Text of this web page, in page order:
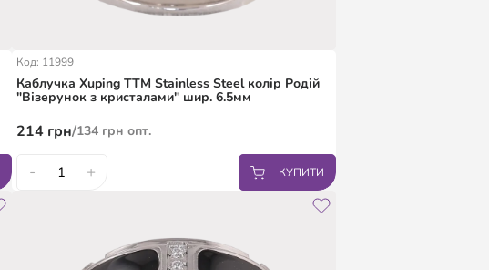
Код: 11999
Каблучка Xuping TTM Stainless Steel колір Родій
"Візерунок з кристалами" шир. 6.5мм
214 грн/134 грн опт.
- + КУПИТИ